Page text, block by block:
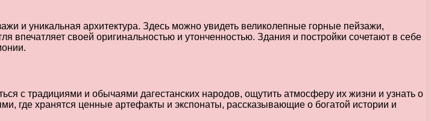
и уникальная архитектура. Здесь можно увидеть великолепные горные пейзажи,
своей оригинальностью и утонченностью. Здания и постройки сочетают в себе
с традициями и обычаями дагестанских народов, ощутить атмосферу их жизни и узнать о
где хранятся ценные артефакты и экспонаты, рассказывающие о богатой истории и